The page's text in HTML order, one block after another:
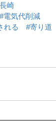
崎
#電気代削減
れる #寄り道